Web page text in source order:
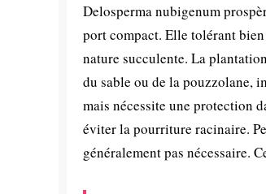
Delosperma nubigenum
port compact. Elle tolérant
nature succulente. La
du sable ou de la pouzzolane,
mais nécessite une protection
éviter la pourriture racinaire.
généralement pas nécessaire.